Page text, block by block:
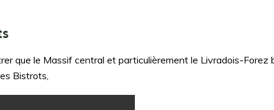
que le Massif central et particulièrement le Livradois-Forez
Bistrots,